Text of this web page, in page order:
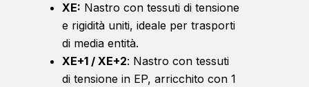
XE: Nastro con tessuti di tensione
e rigidità uniti, ideale per trasporti
di media entità.
XE+1 / XE+2: Nastro con tessuti
di tensione in EP, arricchito con 1